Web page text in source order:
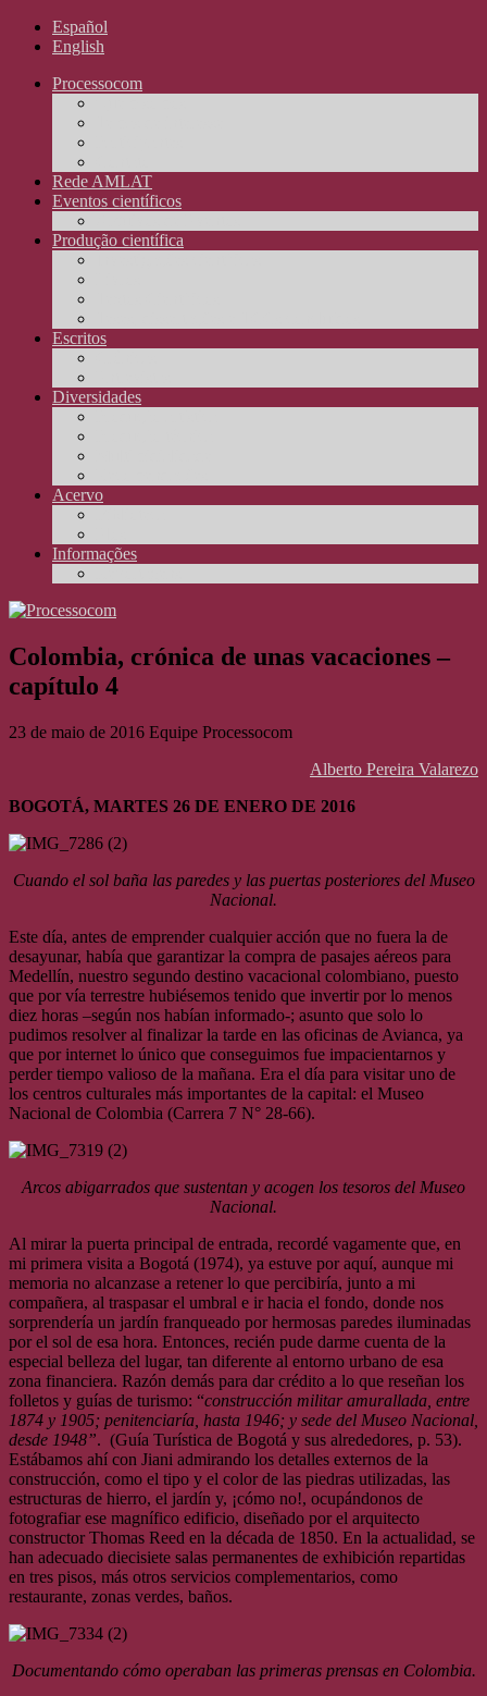
Español
English
Processocom
Rede AMLAT
Eventos científicos
Produção científica
Escritos
Diversidades
Acervo
Informações
Colombia, crónica de unas vacaciones –
capítulo 4
23 de maio de 2016 Equipe Processocom
Alberto Pereira Valarezo
BOGOTÁ, MARTES 26 DE ENERO DE 2016
Cuando el sol baña las paredes y las puertas posteriores del Museo
Nacional.
Este día, antes de emprender cualquier acción que no fuera la de
desayunar, había que garantizar la compra de pasajes aéreos para
Medellín, nuestro segundo destino vacacional colombiano, puesto
que por vía terrestre hubiésemos tenido que invertir por lo menos
diez horas –según nos habían informado-; asunto que solo lo
pudimos resolver al finalizar la tarde en las oficinas de Avianca, ya
que por internet lo único que conseguimos fue impacientarnos y
perder tiempo valioso de la mañana. Era el día para visitar uno de
los centros culturales más importantes de la capital: el Museo
Nacional de Colombia (Carrera 7 N° 28-66).
Arcos abigarrados que sustentan y acogen los tesoros del Museo
Nacional.
Al mirar la puerta principal de entrada, recordé vagamente que, en
mi primera visita a Bogotá (1974), ya estuve por aquí, aunque mi
memoria no alcanzase a retener lo que percibiría, junto a mi
compañera, al traspasar el umbral e ir hacia el fondo, donde nos
sorprendería un jardín franqueado por hermosas paredes iluminadas
por el sol de esa hora. Entonces, recién pude darme cuenta de la
especial belleza del lugar, tan diferente al entorno urbano de esa
zona financiera. Razón demás para dar crédito a lo que reseñan los
folletos y guías de turismo: “construcción militar amurallada, entre
1874 y 1905; penitenciaría, hasta 1946; y sede del Museo Nacional,
desde 1948”. (Guía Turística de Bogotá y sus alrededores, p. 53).
Estábamos ahí con Jiani admirando los detalles externos de la
construcción, como el tipo y el color de las piedras utilizadas, las
estructuras de hierro, el jardín y, ¡cómo no!, ocupándonos de
fotografiar ese magnífico edificio, diseñado por el arquitecto
constructor Thomas Reed en la década de 1850. En la actualidad, se
han adecuado diecisiete salas permanentes de exhibición repartidas
en tres pisos, más otros servicios complementarios, como
restaurante, zonas verdes, baños.
Documentando cómo operaban las primeras prensas en Colombia.